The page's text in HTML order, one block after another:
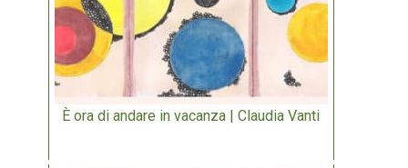
È ora di andare in vacanza | Claudia Vanti